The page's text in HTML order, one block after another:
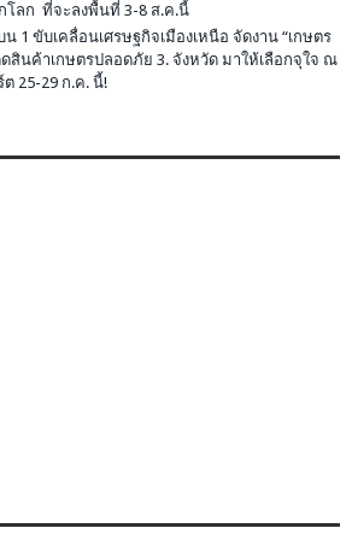
ลก ที่จะลงพื้นที่ 3-8 ส.ค.นี้
1 ขับเคลื่อนเศรษฐกิจเมืองเหนือ จัดงาน “เกษตร
ดสินค้าเกษตรปลอดภัย 3. จังหวัด มาให้เลือกจุใจ ณ
25-29 ก.ค. นี้!